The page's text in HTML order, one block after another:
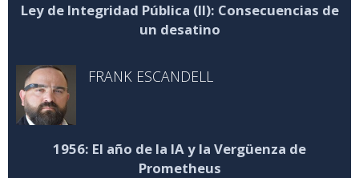
Ley de Integridad Pública (II): Consecuencias de
un desatino
FRANK ESCANDELL
1956: El año de la IA y la Vergüenza de
Prometheus